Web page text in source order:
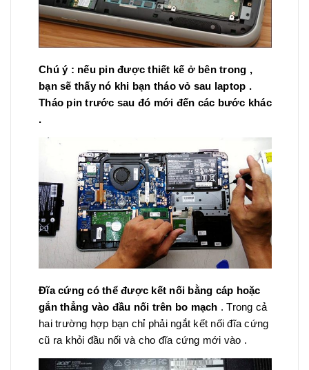
Chú ý : nếu pin được thiết kế ở bên trong ,
bạn sẽ thấy nó khi bạn tháo vỏ sau laptop .
Tháo pin trước sau đó mới đến các bước khác
.
Đĩa cứng có thể được kết nối bằng cáp hoặc
gắn thẳng vào đầu nối trên bo mạch . Trong cả
hai trường hợp bạn chỉ phải ngắt kết nối đĩa cứng
cũ ra khỏi đầu nối và cho đĩa cứng mới vào .